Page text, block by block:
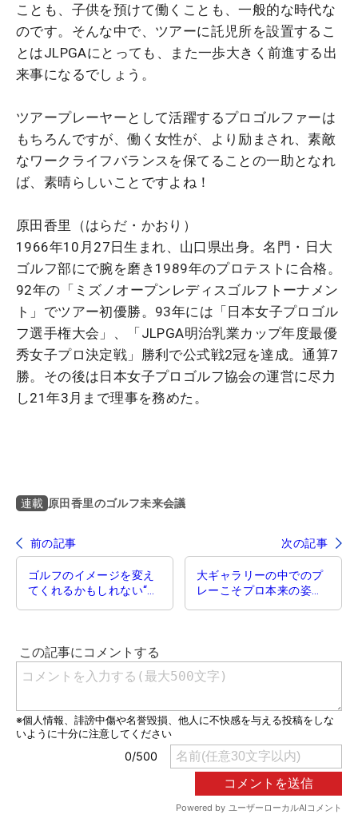
ことも、子供を預けて働くことも、一般的な時代な
のです。そんな中で、ツアーに託児所を設置するこ
とはJLPGAにとっても、また一歩大きく前進する出
来事になるでしょう。
ツアープレーヤーとして活躍するプロゴルファーは
もちろんですが、働く女性が、より励まされ、素敵
なワークライフバランスを保てることの一助となれ
ば、素晴らしいことですよね！
原田香里（はらだ・かおり）
1966年10月27日生まれ、山口県出身。名門・日大
ゴルフ部にで腕を磨き1989年のプロテストに合格。
92年の「ミズノオープンレディスゴルフトーナメン
ト」でツアー初優勝。93年には「日本女子プロゴル
フ選手権大会」、「JLPGA明治乳業カップ年度最優
秀女子プロ決定戦」勝利で公式戦2冠を達成。通算7
勝。その後は日本女子プロゴルフ協会の運営に尽力
し21年3月まで理事を務めた。
連載 原田香里のゴルフ未来会議
前の記事 次の記事
ゴルフのイメージを変え
てくれるかもしれない“吉
大ギャラリーの中でのプ
レーこそプロ本来の姿